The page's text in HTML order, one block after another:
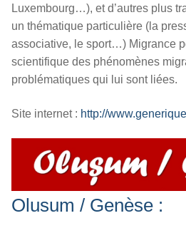
Luxembourg…), et d’autres plus
un thématique particulière (la
associative, le sport…) Migrance
scientifique des phénomènes
problématiques qui lui sont liées.
Site internet : http://
Olusum / Genèse :